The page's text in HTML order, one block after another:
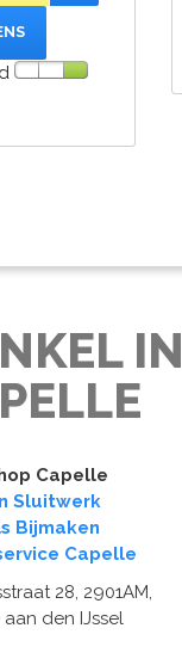
IN
Capelle
Sluitwerk
Bijmaken
Capelle
28, 2901AM,
den IJssel